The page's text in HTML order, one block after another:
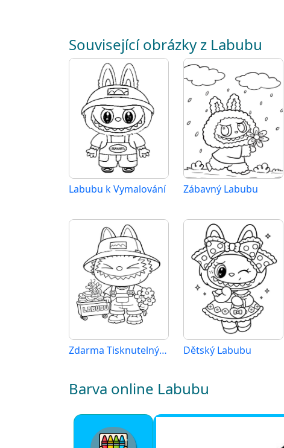
Související obrázky z Labubu
Labubu k Vymalování Zábavný Labubu
Zdarma Tisknutelný Labubu Dětský Labubu
Barva online Labubu